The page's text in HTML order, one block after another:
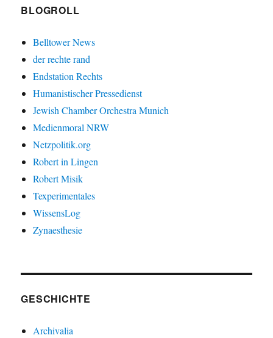
BLOGROLL
Belltower News
der rechte rand
Endstation Rechts
Humanistischer Pressedienst
Jewish Chamber Orchestra Munich
Medienmoral NRW
Netzpolitik.org
Robert in Lingen
Robert Misik
Texperimentales
WissensLog
Zynaesthesie
GESCHICHTE
Archivalia